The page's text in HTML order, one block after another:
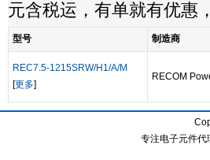
元含税运，有单就有优惠
型号 制造商
REC7.5-1215SRW/H1/A/M
[更多]
RECOM
专注电子元件